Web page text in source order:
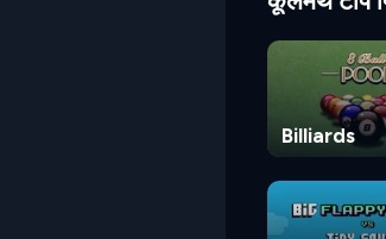
Billiards